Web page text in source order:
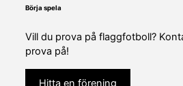
Börja spela
Vill du prova på flaggfotboll?
prova på!
Hitta en förening